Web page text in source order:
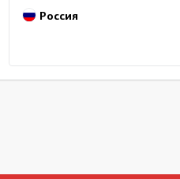
Россия